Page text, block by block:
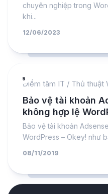
chuyên nghiệp trong
khi...
12/06/2023
9
Điểm tâm IT / Thủ thuật
Bảo vệ tài khoản
không hợp lệ
Bảo vệ tài khoản
WordPress – Okey! như
08/11/2019